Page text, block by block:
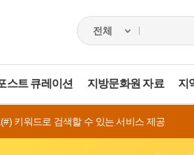
스트 큐레이션 지방문화원 자료 지
키워드로 검색할 수 있는 서비스 제공